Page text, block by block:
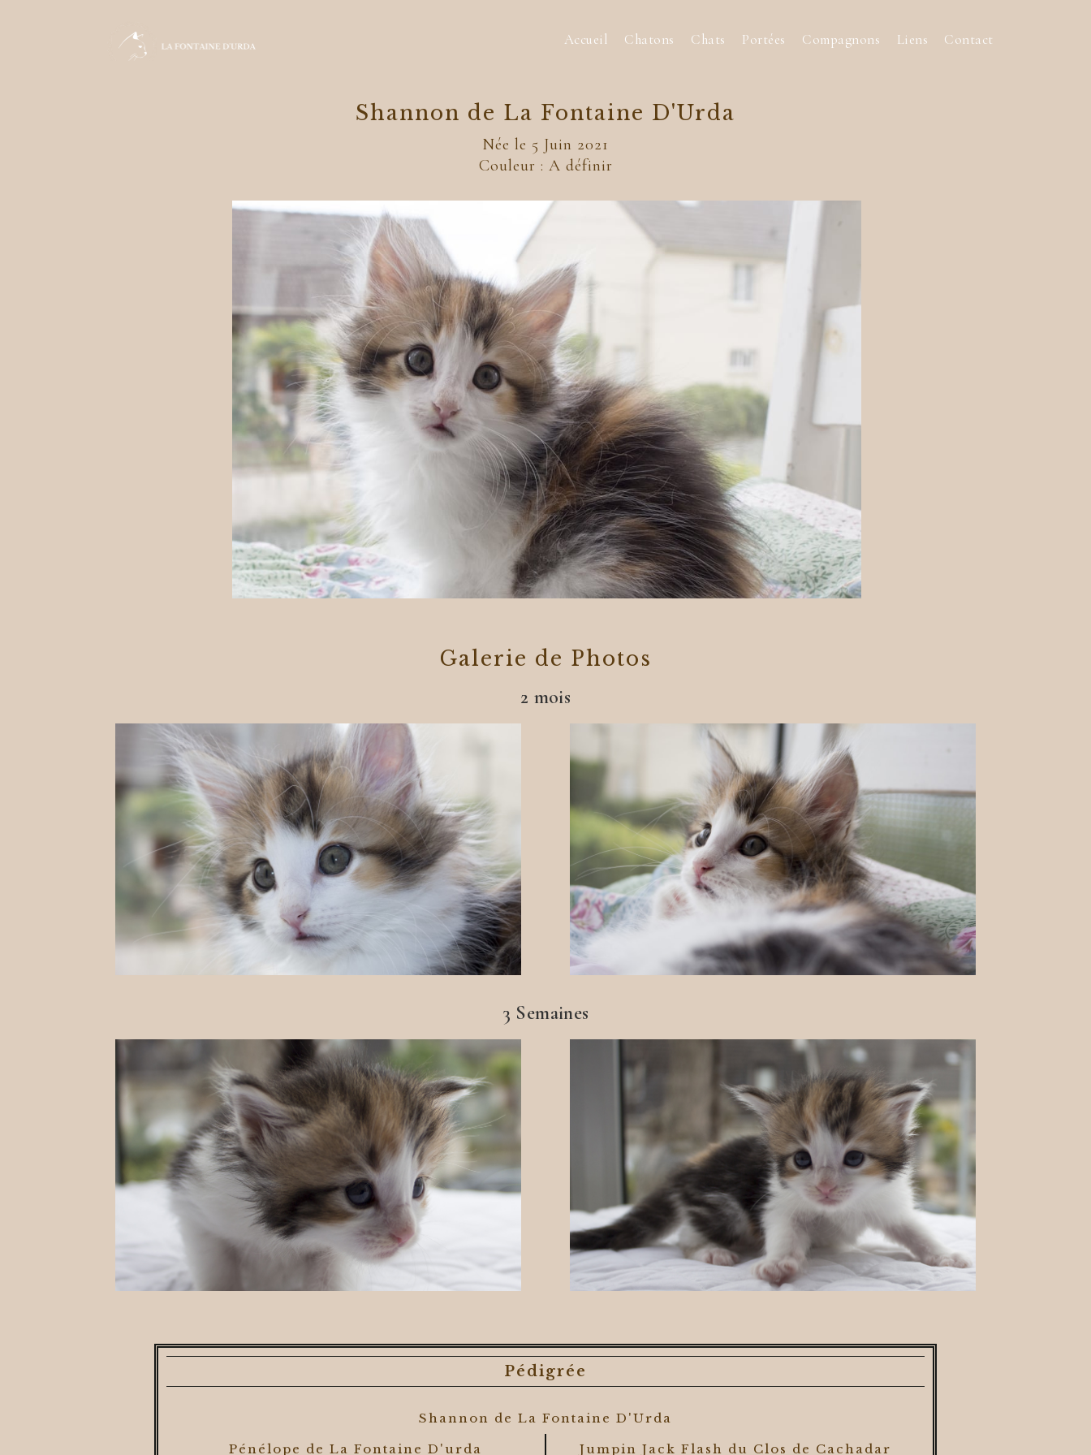
Accueil Chatons Chats Portées Compagnons Liens Contact
Shannon de La Fontaine D'Urda
Née le 5 Juin 2021
Couleur : A définir
Galerie de Photos
2 mois
3 Semaines
Pédigrée
Shannon de La Fontaine D'Urda
Pénélope de La Fontaine D'urda
Jumpin Jack Flash du Clos de Cachadar